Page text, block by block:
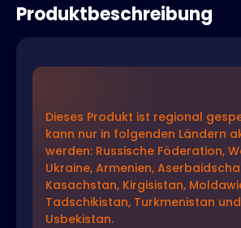
Produktbeschreibung
Dieses Produkt ist regional
kann nur in folgenden Ländern
werden: Russische Föderation,
Ukraine, Armenien,
Kasachstan, Kirgisistan,
Tadschikistan, Turkmenistan und
Usbekistan.